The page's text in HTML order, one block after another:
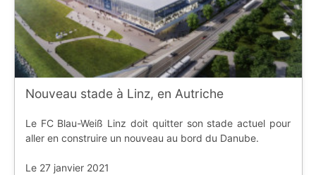
Nouveau stade à Linz, en Autriche
Le FC Blau-Weiß Linz doit quitter son stade actuel pour
aller en construire un nouveau au bord du Danube.
Le 27 janvier 2021